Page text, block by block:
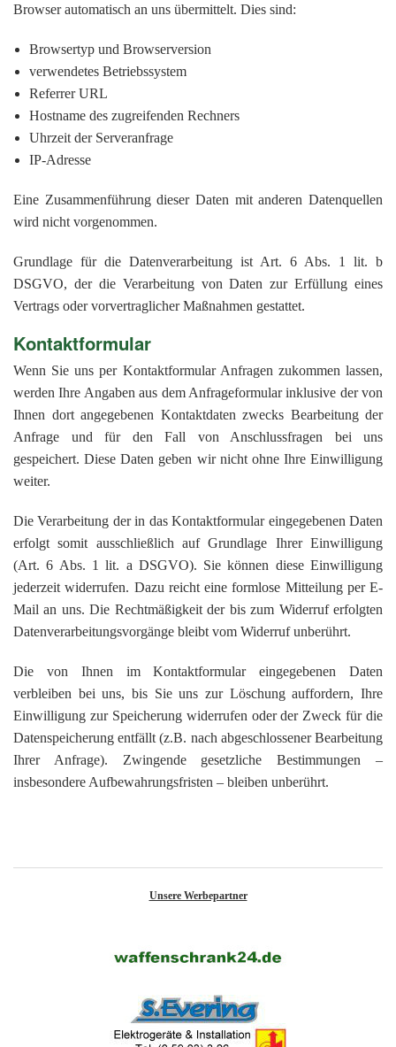
Browser automatisch an uns übermittelt. Dies sind:
Browsertyp und Browserversion
verwendetes Betriebssystem
Referrer URL
Hostname des zugreifenden Rechners
Uhrzeit der Serveranfrage
IP-Adresse
Eine Zusammenführung dieser Daten mit anderen Datenquellen
wird nicht vorgenommen.
Grundlage für die Datenverarbeitung ist Art. 6 Abs. 1 lit. b
DSGVO, der die Verarbeitung von Daten zur Erfüllung eines
Vertrags oder vorvertraglicher Maßnahmen gestattet.
Kontaktformular
Wenn Sie uns per Kontaktformular Anfragen zukommen lassen,
werden Ihre Angaben aus dem Anfrageformular inklusive der von
Ihnen dort angegebenen Kontaktdaten zwecks Bearbeitung der
Anfrage und für den Fall von Anschlussfragen bei uns
gespeichert. Diese Daten geben wir nicht ohne Ihre Einwilligung
weiter.
Die Verarbeitung der in das Kontaktformular eingegebenen Daten
erfolgt somit ausschließlich auf Grundlage Ihrer Einwilligung
(Art. 6 Abs. 1 lit. a DSGVO). Sie können diese Einwilligung
jederzeit widerrufen. Dazu reicht eine formlose Mitteilung per E-
Mail an uns. Die Rechtmäßigkeit der bis zum Widerruf erfolgten
Datenverarbeitungsvorgänge bleibt vom Widerruf unberührt.
Die von Ihnen im Kontaktformular eingegebenen Daten
verbleiben bei uns, bis Sie uns zur Löschung auffordern, Ihre
Einwilligung zur Speicherung widerrufen oder der Zweck für die
Datenspeicherung entfällt (z.B. nach abgeschlossener Bearbeitung
Ihrer Anfrage). Zwingende gesetzliche Bestimmungen –
insbesondere Aufbewahrungsfristen – bleiben unberührt.
Unsere Werbepartner